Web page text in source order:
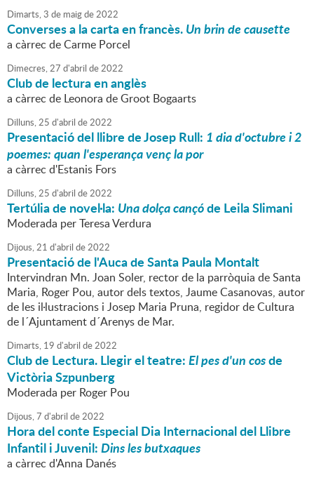
Dimarts,3 de maigde2022
Converses a la carta en francès.Un brin de causette
a càrrec de Carme Porcel
Dimecres,27 d'abril de2022
Club de lectura en anglès
a càrrec de Leonora de Groot Bogaarts
Dilluns,25 d'abril de2022
Presentació del llibre de Josep Rull: 1 dia d'octubre i 2
poemes: quan l'esperança venç la por
a càrrec d'Estanis Fors
Dilluns,25 d'abril de2022
Tertúlia de novel·la: Una dolça cançóde Leila Slimani
Moderada per Teresa Verdura
Dijous,21 d'abril de2022
Presentació de l'Auca de Santa Paula Montalt
Intervindran Mn. Joan Soler, rector de la parròquia de Santa
Maria, Roger Pou, autor dels textos, Jaume Casanovas, autor
de les il·lustracions i Josep Maria Pruna, regidor de Cultura
de l´Ajuntament d´Arenys de Mar.
Dimarts, 19 d'abril de2022
Club de Lectura. Llegir el teatre:El pes d'un cosde
Victòria Szpunberg
Moderada per Roger Pou
Dijous,7 d'abril de2022
Hora del conte Especial Dia Internacional del Llibre
Infantil i Juvenil:Dins les butxaques
a càrrec d'Anna Danés